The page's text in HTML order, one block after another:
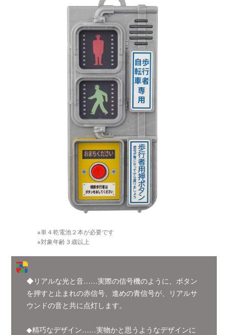
※単４乾電池２本が必要です
※対象年齢３歳以上
◆リアルな光と音……実際の信号機のように、ボタン
を押すと止まれの赤信号、進めの青信号が、リアルサ
ウンドの音と共に点灯します。
◆精巧なデザイン……実物かと思うようなデザインに